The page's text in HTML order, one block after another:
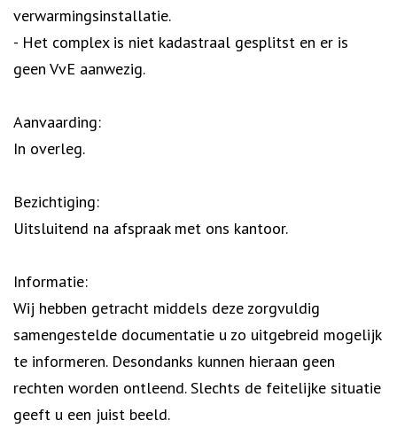
verwarmingsinstallatie.
- Het complex is niet kadastraal gesplitst en er is
geen VvE aanwezig.
Aanvaarding:
In overleg.
Bezichtiging:
Uitsluitend na afspraak met ons kantoor.
Informatie:
Wij hebben getracht middels deze zorgvuldig
samengestelde documentatie u zo uitgebreid mogelijk
te informeren. Desondanks kunnen hieraan geen
rechten worden ontleend. Slechts de feitelijke situatie
geeft u een juist beeld.